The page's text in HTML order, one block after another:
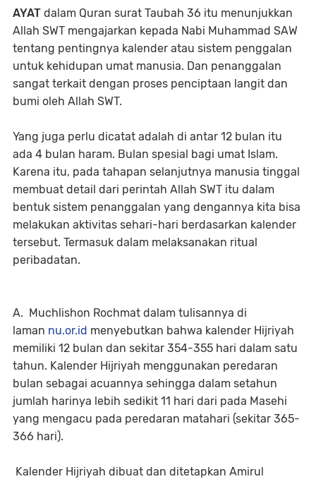
AYAT dalam Quran surat Taubah 36 itu menunjukkan
Allah SWT mengajarkan kepada Nabi Muhammad SAW
tentang pentingnya kalender atau sistem penggalan
untuk kehidupan umat manusia. Dan penanggalan
sangat terkait dengan proses penciptaan langit dan
bumi oleh Allah SWT.
Yang juga perlu dicatat adalah di antar 12 bulan itu
ada 4 bulan haram. Bulan spesial bagi umat Islam.
Karena itu, pada tahapan selanjutnya manusia tinggal
membuat detail dari perintah Allah SWT itu dalam
bentuk sistem penanggalan yang dengannya kita bisa
melakukan aktivitas sehari-hari berdasarkan kalender
tersebut. Termasuk dalam melaksanakan ritual
peribadatan.
A. Muchlishon Rochmat dalam tulisannya di
laman nu.or.id menyebutkan bahwa kalender Hijriyah
memiliki 12 bulan dan sekitar 354-355 hari dalam satu
tahun. Kalender Hijriyah menggunakan peredaran
bulan sebagai acuannya sehingga dalam setahun
jumlah harinya lebih sedikit 11 hari dari pada Masehi
yang mengacu pada peredaran matahari (sekitar 365-
366 hari).
Kalender Hijriyah dibuat dan ditetapkan Amirul